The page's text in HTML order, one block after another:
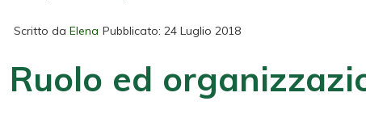
Scritto da Elena Pubblicato: 24 Luglio 2018
Ruolo ed